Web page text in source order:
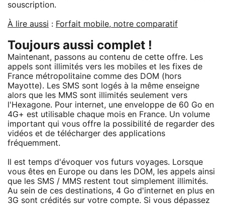
souscription.
À lire aussi : Forfait mobile, notre comparatif
Toujours aussi complet !
Maintenant, passons au contenu de cette offre. Les
appels sont illimités vers les mobiles et les fixes de
France métropolitaine comme des DOM (hors
Mayotte). Les SMS sont logés à la même enseigne
alors que les MMS sont illimités seulement vers
l'Hexagone. Pour internet, une enveloppe de 60 Go en
4G+ est utilisable chaque mois en France. Un volume
important qui vous offre la possibilité de regarder des
vidéos et de télécharger des applications
fréquemment.
Il est temps d'évoquer vos futurs voyages. Lorsque
vous êtes en Europe ou dans les DOM, les appels ainsi
que les SMS / MMS restent tout simplement illimités.
Au sein de ces destinations, 4 Go d'internet en plus en
3G sont crédités sur votre compte. Si vous dépassez